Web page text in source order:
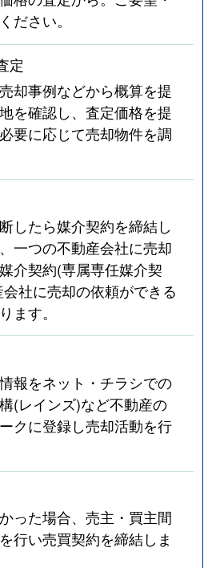
ださい。
定
却事例などから概算を提
を確認し、査定価格を提
要に応じて売却物件を調
したら媒介契約を締結し
一つの不動産会社に売却
介契約(専属専任媒介契
社に売却の依頼ができる
ます。
報をネット・チラシでの
(レインズ)など不動産の
クに登録し売却活動を行
った場合、売主・買主間
行い売買契約を締結しま